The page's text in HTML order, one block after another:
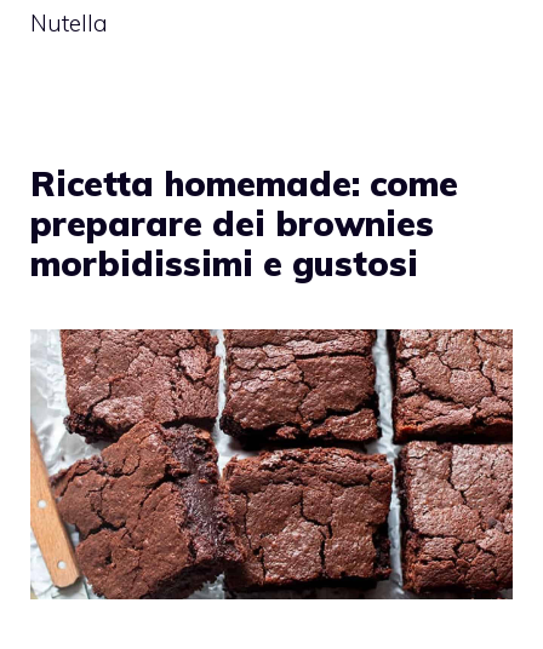
Nutella
Ricetta homemade: come
preparare dei brownies
morbidissimi e gustosi